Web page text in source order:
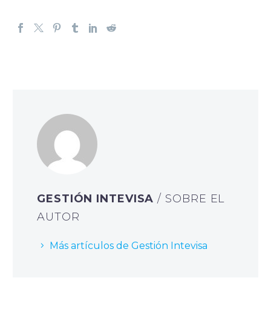
GESTIÓN INTEVISA/ SOBRE EL
AUTOR
Más artículos de Gestión Intevisa